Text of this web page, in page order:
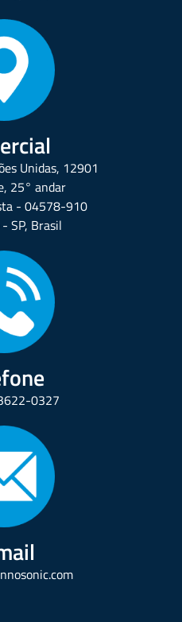
Unidas, 12901
25° andar
- 04578-910
SP, Brasil
0327